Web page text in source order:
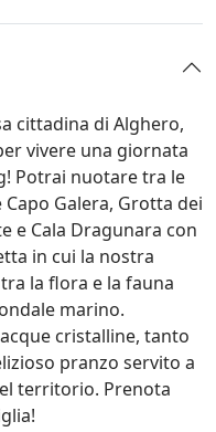
cittadina di Alghero,
vivere una giornata
Potrai nuotare tra le
Galera, Grotta dei
e Cala Dragunara con
in cui la nostra
la flora e la fauna
marino.
cristalline, tanto
pranzo servito a
territorio. Prenota